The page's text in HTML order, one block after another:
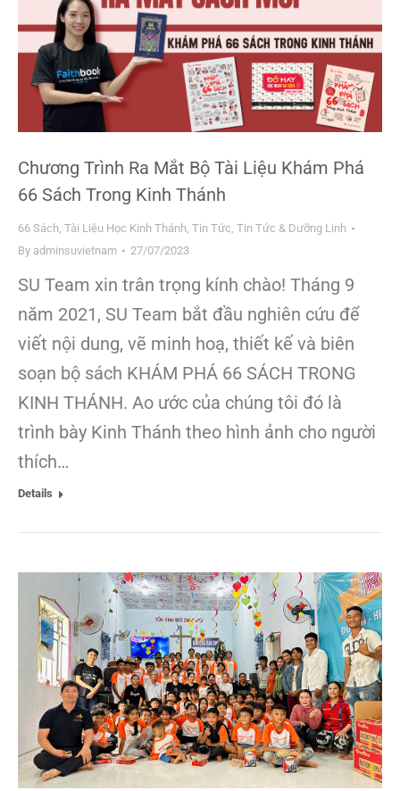
Chương Trình Ra Mắt Bộ Tài Liệu Khám Phá
66 Sách Trong Kinh Thánh
66 Sách, Tài Liệu Học Kinh Thánh, Tin Tức, Tin Tức & Dưỡng Linh
By adminsuvietnam 27/07/2023
SU Team xin trân trọng kính chào! Tháng 9
năm 2021, SU Team bắt đầu nghiên cứu để
viết nội dung, vẽ minh hoạ, thiết kế và biên
soạn bộ sách KHÁM PHÁ 66 SÁCH TRONG
KINH THÁNH. Ao ước của chúng tôi đó là
trình bày Kinh Thánh theo hình ảnh cho người
thích…
Details